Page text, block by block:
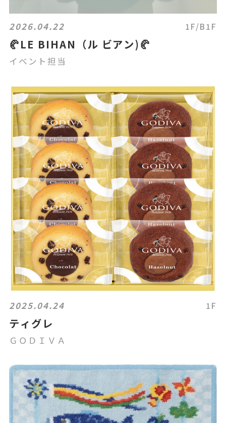
2026.04.22 1F/B1F
🥐LE BIHAN（ル ビアン)🥐
イベント担当
2025.04.24 1F
ティグレ
ＧＯＤＩＶＡ